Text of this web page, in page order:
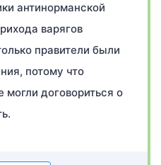
антинорманской
варягов
правители были
потому что
могли договориться о